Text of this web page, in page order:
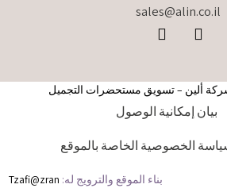
sales@alin.co.il
ألين – تسويق مستحضرات التجميل
بيان إمكانية الوصول
الخصوصية الخاصة بالموقع
بناء الموقع والترويج له: Tzafi@zran